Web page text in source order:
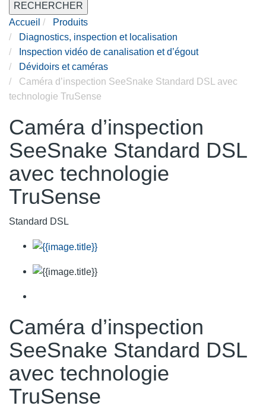
RECHERCHER
Accueil
Produits
Diagnostics, inspection et localisation
Inspection vidéo de canalisation et d’égout
Dévidoirs et caméras
Caméra d’inspection SeeSnake Standard DSL avec
technologie TruSense
Caméra d’inspection
SeeSnake Standard DSL
avec technologie
TruSense
Standard DSL
Caméra d’inspection
SeeSnake Standard DSL
avec technologie
TruSense